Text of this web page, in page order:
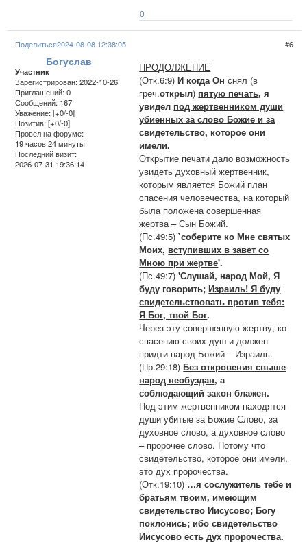
0
Поделиться 6
2024-08-08 12:38:05
Богуслав
Участник
Зарегистрирован: 2022-10-26
Приглашений:0
Сообщений: 167
Уважение: [+0/-0]
Позитив: [+0/-0]
Провел на форуме:
19 часов 24 минуты
Последний визит:
2026-07-31 19:36:14
ПРОДОЛЖЕНИЕ
(Отк.6:9)И когда Он снял (в
греч.открыл) пятую печать, я
увидел под жертвенником души
убиенных за слово Божие и за
свидетельство, которое они
имели.
Открытие печати дало возможность
увидеть духовный жертвенник,
которым является Божий план
спасения человечества, на который
была положена совершенная
жертва – Сын Божий.
(Пс.49:5)`соберите ко Мне святых
Моих, вступивших в завет со
Мною при жертве'.
(Пс.49:7)'Слушай, народ Мой, Я
буду говорить;Израиль! Я буду
свидетельствовать против тебя:
Я Бог, твой Бог.
Через эту совершенную жертву, ко
спасению своих душ и должен
придти народ Божий – Израиль.
(Пр.29:18)Без откровения свыше
народ необуздан, а
соблюдающий закон блажен.
Под этим жертвенником находятся
души убитые за Божие Слово, за
духовное слово, а духовное слово
– пророчее слово. Потому что
свидетельство, которое они имели,
это дух пророчества.
(Отк.19:10) …я сослужитель тебе и
братьям твоим, имеющим
свидетельство Иисусово; Богу
поклонись; ибо свидетельство
Иисусово есть дух пророчества.